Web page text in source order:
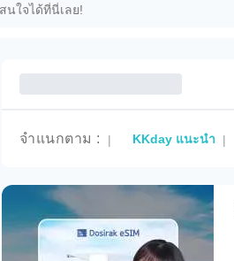
จำแนกตาม : | KKday แนะนำ |